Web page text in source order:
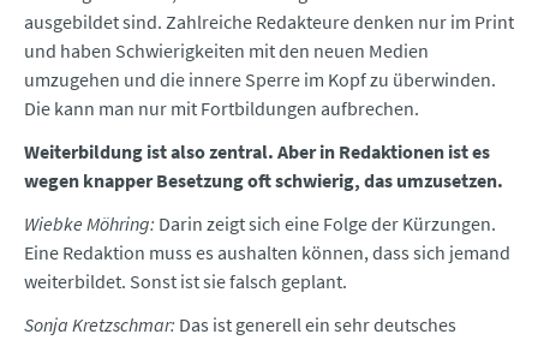
ausgebildet sind. Zahlreiche Redakteure denken nur im Print
und haben Schwierigkeiten mit den neuen Medien
umzugehen und die innere Sperre im Kopf zu überwinden.
Die kann man nur mit Fortbildungen aufbrechen.
Weiterbildung ist also zentral. Aber in Redaktionen ist es
wegen knapper Besetzung oft schwierig, das umzusetzen.
Wiebke Möhring: Darin zeigt sich eine Folge der Kürzungen.
Eine Redaktion muss es aushalten können, dass sich jemand
weiterbildet. Sonst ist sie falsch geplant.
Sonja Kretzschmar: Das ist generell ein sehr deutsches